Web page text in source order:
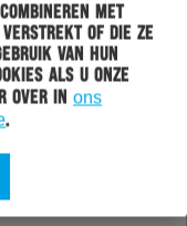
met
verstrekt of die ze
van hun
als u onze
over in ons
.